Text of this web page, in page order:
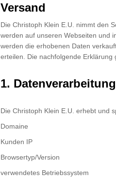
Versand
Die Christoph Klein E.U. nimmt den
werden auf unseren Webseiten und
werden die erhobenen Daten
erteilen. Die nachfolgende Erklärung
1.
Die Christoph Klein E.U. erhebt und
Domaine
Kunden IP
Browsertyp/Version
verwendetes Betriebssystem